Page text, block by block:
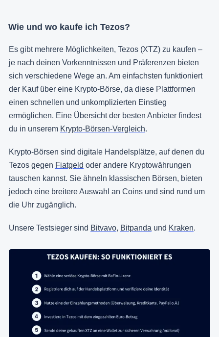
Wie und wo kaufe ich Tezos?
Es gibt mehrere Möglichkeiten, Tezos (XTZ) zu kaufen –
je nach deinen Vorkenntnissen und Präferenzen bieten
sich verschiedene Wege an. Am einfachsten funktioniert
der Kauf über eine Krypto-Börse, da diese Plattformen
einen schnellen und unkomplizierten Einstieg
ermöglichen. Eine Übersicht der besten Anbieter findest
du in unserem Krypto-Börsen-Vergleich.
Krypto-Börsen sind digitale Handelsplätze, auf denen du
Tezos gegen Fiatgeld oder andere Kryptowährungen
tauschen kannst. Sie ähneln klassischen Börsen, bieten
jedoch eine breitere Auswahl an Coins und sind rund um
die Uhr zugänglich.
Unsere Testsieger sind Bitvavo, Bitpanda und Kraken.